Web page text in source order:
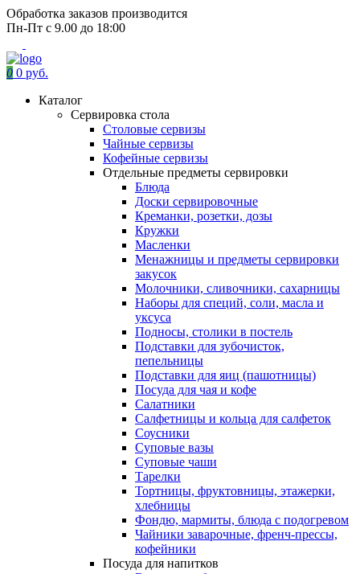
Обработка заказов производится
Пн-Пт с 9.00 до 18:00
0 0 руб.
Каталог
Сервировка стола
Столовые сервизы
Чайные сервизы
Кофейные сервизы
Отдельные предметы сервировки
Блюда
Доски сервировочные
Креманки, розетки, дозы
Кружки
Масленки
Менажницы и предметы сервировки
закусок
Молочники, сливочники, сахарницы
Наборы для специй, соли, масла и
уксуса
Подносы, столики в постель
Подставки для зубочисток,
пепельницы
Подставки для яиц (пашотницы)
Посуда для чая и кофе
Салатники
Салфетницы и кольца для салфеток
Соусники
Суповые вазы
Суповые чаши
Тарелки
Тортницы, фруктовницы, этажерки,
хлебницы
Фондю, мармиты, блюда с подогревом
Чайники заварочные, френч-прессы,
кофейники
Посуда для напитков